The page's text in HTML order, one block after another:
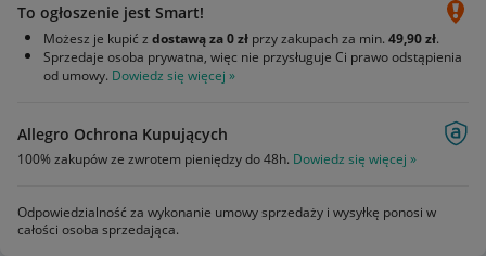
To ogłoszenie jest Smart!
Możesz je kupić z dostawą za 0 zł przy zakupach za min. 49,90 zł.
Sprzedaje osoba prywatna, więc nie przysługuje Ci prawo odstąpienia
od umowy. Dowiedz się więcej »
Allegro Ochrona Kupujących
100% zakupów ze zwrotem pieniędzy do 48h. Dowiedz się więcej »
Odpowiedzialność za wykonanie umowy sprzedaży i wysyłkę ponosi w
całości osoba sprzedająca.